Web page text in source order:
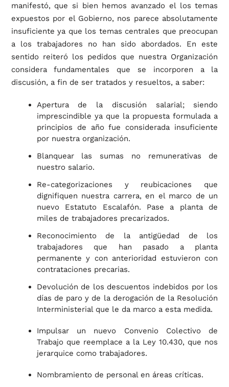
manifestó, que si bien hemos avanzado el los temas
expuestos por el Gobierno, nos parece absolutamente
insuficiente ya que los temas centrales que preocupan
a los trabajadores no han sido abordados. En este
sentido reiteró los pedidos que nuestra Organización
considera fundamentales que se incorporen a la
discusión, a fin de ser tratados y resueltos, a saber:
Apertura de la discusión salarial; siendo
imprescindible ya que la propuesta formulada a
principios de año fue considerada insuficiente
por nuestra organización.
Blanquear las sumas no remunerativas de
nuestro salario.
Re-categorizaciones y reubicaciones que
dignifiquen nuestra carrera, en el marco de un
nuevo Estatuto Escalafón. Pase a planta de
miles de trabajadores precarizados.
Reconocimiento de la antigüedad de los
trabajadores que han pasado a planta
permanente y con anterioridad estuvieron con
contrataciones precarias.
Devolución de los descuentos indebidos por los
días de paro y de la derogación de la Resolución
Interministerial que le da marco a esta medida.
Impulsar un nuevo Convenio Colectivo de
Trabajo que reemplace a la Ley 10.430, que nos
jerarquice como trabajadores.
Nombramiento de personal en áreas críticas.